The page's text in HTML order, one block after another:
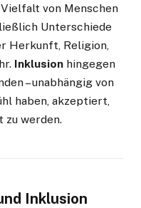
von Menschen
Unterschiede
Herkunft, Religion,
Inklusion hingegen
– unabhängig von
haben, akzeptiert,
werden.
Inklusion